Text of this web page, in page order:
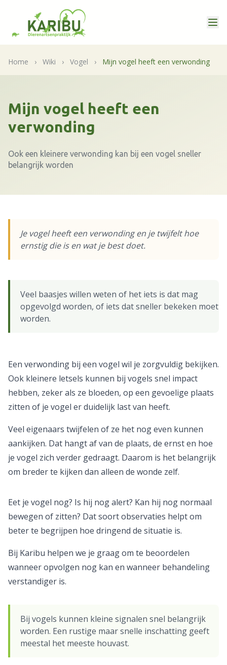
Home › Wiki › Vogel › Mijn vogel heeft een verwonding
Mijn vogel heeft een
verwonding
Ook een kleinere verwonding kan bij een vogel sneller
belangrijk worden
Je vogel heeft een verwonding en je twijfelt hoe
ernstig die is en wat je best doet.
Veel baasjes willen weten of het iets is dat mag
opgevolgd worden, of iets dat sneller bekeken moet
worden.
Een verwonding bij een vogel wil je zorgvuldig bekijken.
Ook kleinere letsels kunnen bij vogels snel impact
hebben, zeker als ze bloeden, op een gevoelige plaats
zitten of je vogel er duidelijk last van heeft.
Veel eigenaars twijfelen of ze het nog even kunnen
aankijken. Dat hangt af van de plaats, de ernst en hoe
je vogel zich verder gedraagt. Daarom is het belangrijk
om breder te kijken dan alleen de wonde zelf.
Eet je vogel nog? Is hij nog alert? Kan hij nog normaal
bewegen of zitten? Dat soort observaties helpt om
beter te begrijpen hoe dringend de situatie is.
Bij Karibu helpen we je graag om te beoordelen
wanneer opvolgen nog kan en wanneer behandeling
verstandiger is.
Bij vogels kunnen kleine signalen snel belangrijk
worden. Een rustige maar snelle inschatting geeft
meestal het meeste houvast.